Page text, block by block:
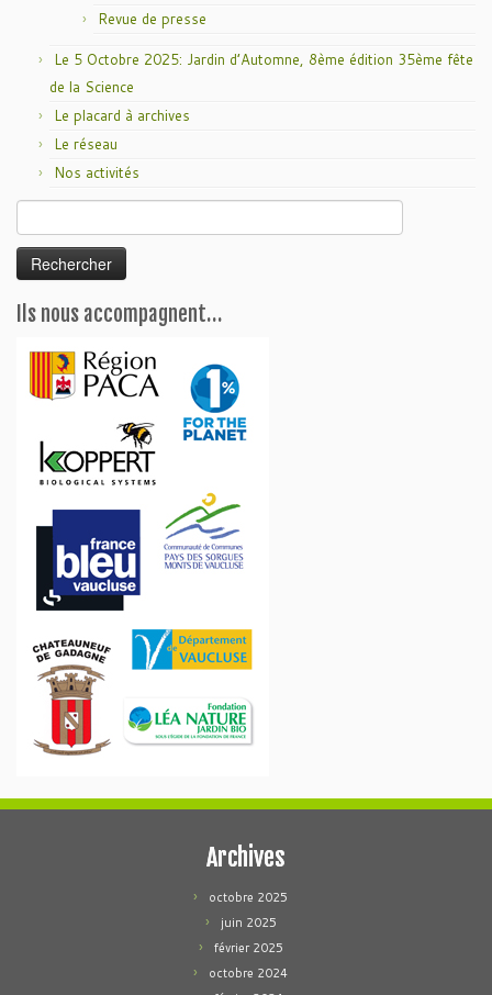
Revue de presse
Le 5 Octobre 2025: Jardin d’Automne, 8ème édition 35ème fête
de la Science
Le placard à archives
Le réseau
Nos activités
Ils nous accompagnent…
Archives
octobre 2025
juin 2025
février 2025
octobre 2024